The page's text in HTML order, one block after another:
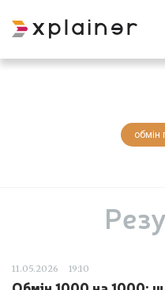
обмін
11.05.2026 19:10